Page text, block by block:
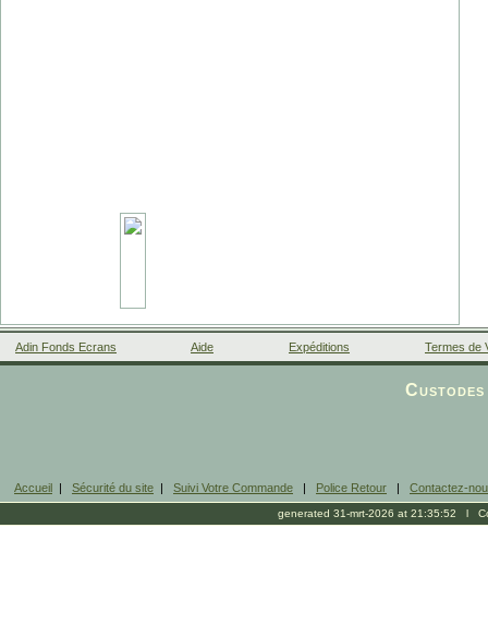
Adin Fonds Ecrans Aide Expéditions Termes de
Accueil | Sécurité du site | Suivi Votre Commande | Police Retour | Contactez-
generated 31-mrt-2026 at 21:35:52 l